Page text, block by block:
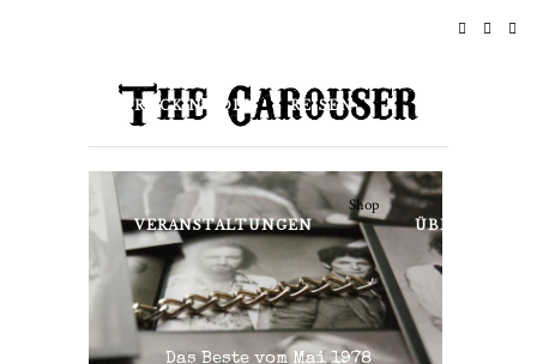
ROCK N ROLL REISEN
VERANSTALTUNGEN
Shop
ÜBER
Das Beste vom Mai 1978